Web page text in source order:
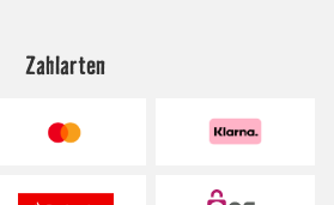
Zahlarten